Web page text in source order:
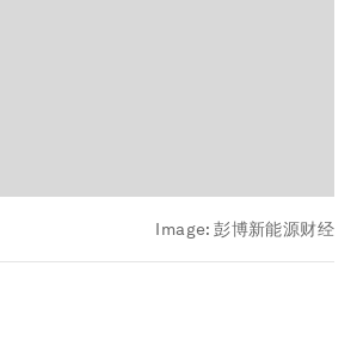
Image:彭博新能源财经